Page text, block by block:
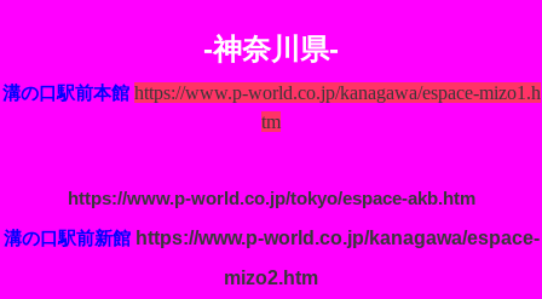
-神奈川県-
溝の口駅前本館 https://www.p-world.co.jp/kanagawa/espace-mizo1.h
tm
https://www.p-world.co.jp/tokyo/espace-akb.htm
溝の口駅前新館 https://www.p-world.co.jp/kanagawa/espace-
mizo2.htm